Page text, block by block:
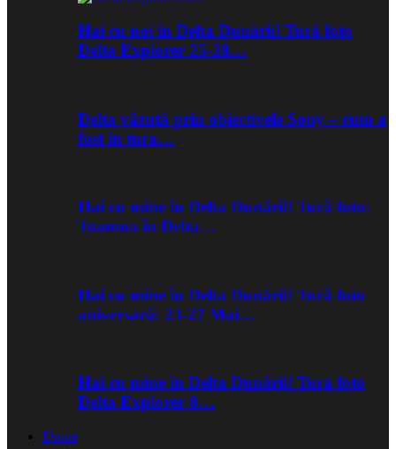
Hai cu noi în Delta Dunării! Tură foto
Delta Explorer 25-28…
Delta văzută prin obiectivele Sony – cum a
fost în tura…
Hai cu mine în Delta Dunării! Tură foto:
Toamna în Delta…
Hai cu mine în Delta Dunării! Tură foto
aniversară: 23-27 Mai…
Hai cu mine în Delta Dunării! Tura foto
Delta Explorer 8…
Drone